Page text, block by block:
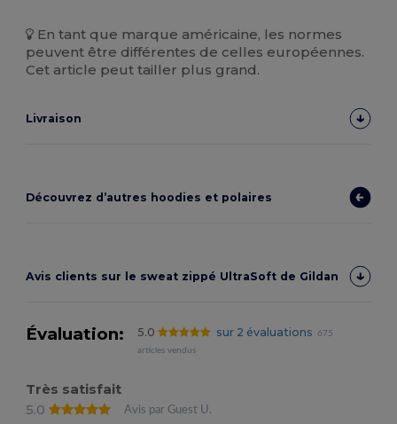
En tant que marque américaine, les normes
peuvent être différentes de celles européennes.
Cet article peut tailler plus grand.
Livraison
Découvrez d’autres hoodies et polaires
Avis clients sur le sweat zippé UltraSoft de Gildan
Évaluation: 5.0 sur 2 évaluations
675
articles vendus
Très satisfait
5.0
Avis par Guest U.